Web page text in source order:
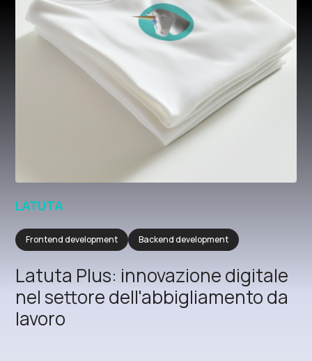
LATUTA
Frontend development Backend development
Latuta Plus: innovazione digitale
nel settore dell'abbigliamento da
lavoro